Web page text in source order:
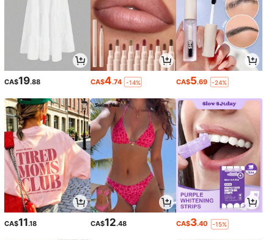
CA$19.88 CA$4.74 -14% CA$5.69 -24%
CA$11.18 CA$12.48 CA$3.40 -15%